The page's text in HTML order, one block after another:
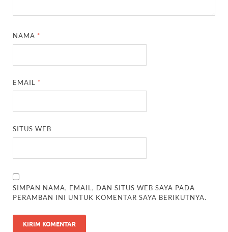
NAMA *
EMAIL *
SITUS WEB
SIMPAN NAMA, EMAIL, DAN SITUS WEB SAYA PADA
PERAMBAN INI UNTUK KOMENTAR SAYA BERIKUTNYA.